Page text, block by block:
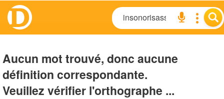
Aucun mot trouvé, donc aucune
définition correspondante.
Veuillez vérifier l'orthographe ...